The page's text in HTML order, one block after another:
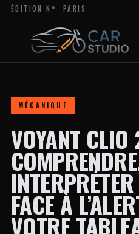
ÉDITION N°
MAGAZINE
DÉDIÉ
L’ACTUALITÉ
AUTOMOBILE
ET
MOTO,
LA
PERSONNALISATION
ET
AUX
TENDANCES
CRÉATIVES
DANS
L’UNIVERS
DES
VÉHICULES.
· PARIS
MÉCANIQUE
VOYANT
FACE À
VOTRE